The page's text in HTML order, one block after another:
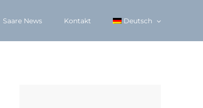
Saare News Kontakt Deutsch